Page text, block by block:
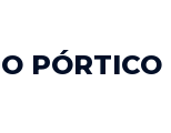
PÓRTICO